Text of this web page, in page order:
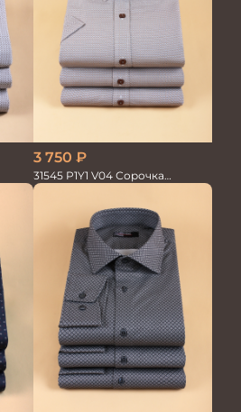
3 750 ₽
31545 P1Y1 V04 Сорочка
мужская